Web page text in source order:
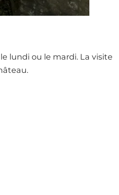
lundi ou le mardi. La visite